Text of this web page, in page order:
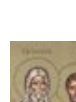
o
o
k
α
σ
τε
ίτ